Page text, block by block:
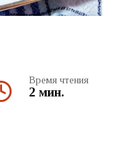
Время чтения
2 мин.